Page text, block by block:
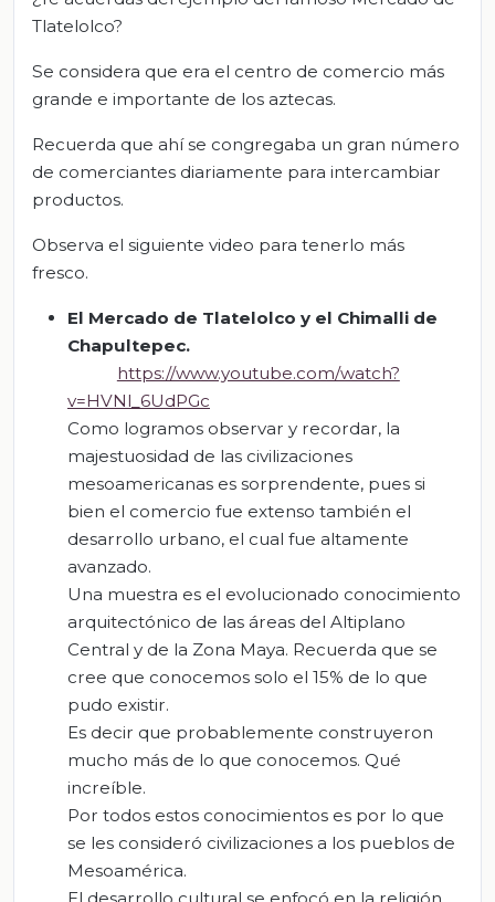
Tlatelolco?
Se considera que era el centro de comercio más
grande e importante de los aztecas.
Recuerda que ahí se congregaba un gran número
de comerciantes diariamente para intercambiar
productos.
Observa el siguiente video para tenerlo más
fresco.
El Mercado de Tlatelolco y el Chimalli de
Chapultepec.
https://www.youtube.com/watch?
v=HVNl_6UdPGc
Como logramos observar y recordar, la
majestuosidad de las civilizaciones
mesoamericanas es sorprendente, pues si
bien el comercio fue extenso también el
desarrollo urbano, el cual fue altamente
avanzado.
Una muestra es el evolucionado conocimiento
arquitectónico de las áreas del Altiplano
Central y de la Zona Maya. Recuerda que se
cree que conocemos solo el 15% de lo que
pudo existir.
Es decir que probablemente construyeron
mucho más de lo que conocemos. Qué
increíble.
Por todos estos conocimientos es por lo que
se les consideró civilizaciones a los pueblos de
Mesoamérica.
El desarrollo cultural se enfocó en la religión,